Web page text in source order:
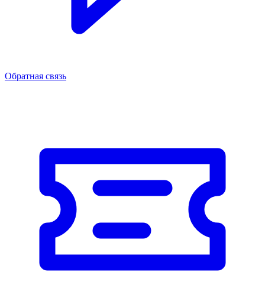
Обратная связь